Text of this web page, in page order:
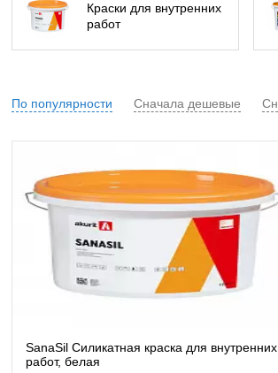
Краски для внутренних
работ
По популярности Сначала дешевые
SanaSil Силикатная краска для внутренних
работ, белая